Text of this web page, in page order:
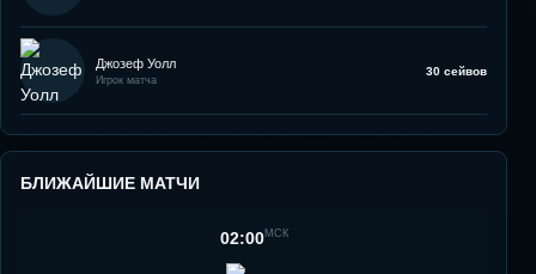
Джозеф Уолл
Игрок матча
30 сейвов
БЛИЖАЙШИЕ МАТЧИ
02:00МСК